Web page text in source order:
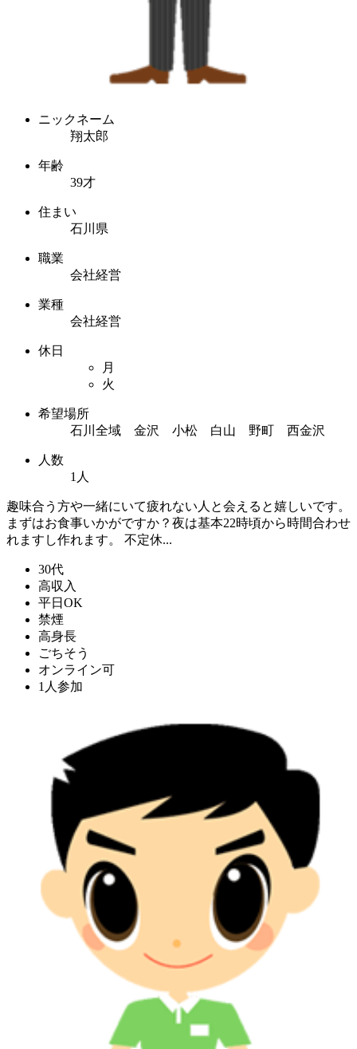
ニックネーム
翔太郎
年齢
39才
住まい
石川県
職業
会社経営
業種
会社経営
休日
月
火
希望場所
石川全域 金沢 小松 白山 野町 西金沢
人数
1人
趣味合う方や一緒にいて疲れない人と会えると嬉しいです。
まずはお食事いかがですか？夜は基本22時頃から時間合わせ
れますし作れます。 不定休...
30代
高収入
平日OK
禁煙
高身長
ごちそう
オンライン可
1人参加